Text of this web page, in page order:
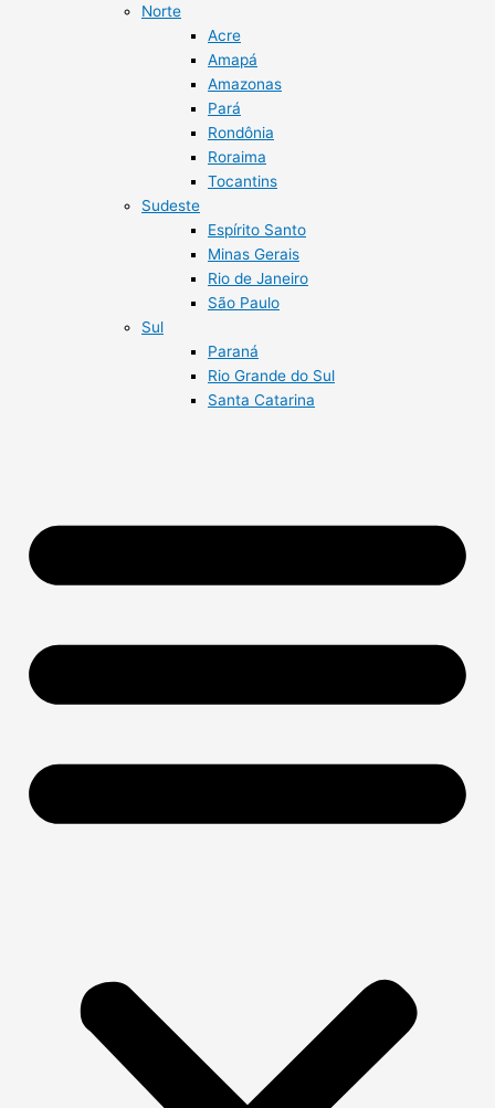
Norte
Acre
Amapá
Amazonas
Pará
Rondônia
Roraima
Tocantins
Sudeste
Espírito Santo
Minas Gerais
Rio de Janeiro
São Paulo
Sul
Paraná
Rio Grande do Sul
Santa Catarina